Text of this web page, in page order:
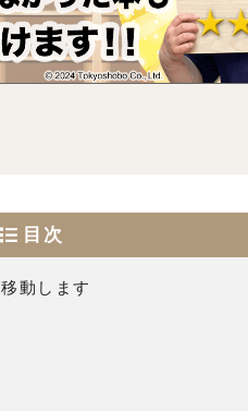
目次
動します